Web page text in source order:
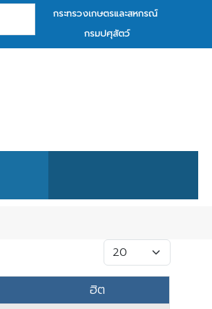
กระทรวงเกษตรและสหกรณ์
กรมปศุสัตว์
แสดง #
ฮิต